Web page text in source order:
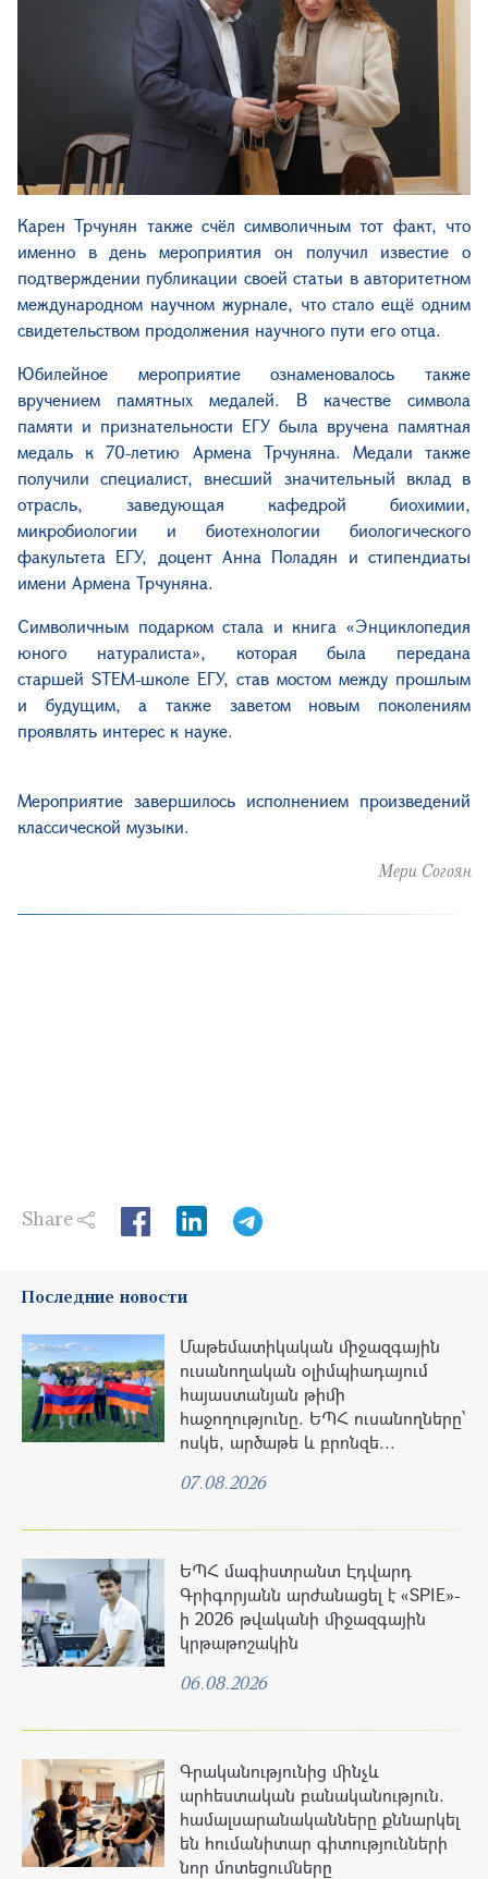
Карен Трчунян также счёл символичным тот факт, что
именно в день мероприятия он получил известие о
подтверждении публикации своей статьи в авторитетном
международном научном журнале, что стало ещё одним
свидетельством продолжения научного пути его отца.
Юбилейное мероприятие ознаменовалось также
вручением памятных медалей. В качестве символа
памяти и признательности ЕГУ была вручена памятная
медаль к 70-летию Армена Трчуняна. Медали также
получили специалист, внесший значительный вклад в
отрасль, заведующая кафедрой биохимии,
микробиологии и биотехнологии биологического
факультета ЕГУ, доцент Анна Поладян и стипендиаты
имени Армена Трчуняна.
Символичным подарком стала и книга «Энциклопедия
юного натуралиста», которая была передана
старшей STEM-школе ЕГУ, став мостом между прошлым
и будущим, а также заветом новым поколениям
проявлять интерес к науке.
Мероприятие завершилось исполнением произведений
классической музыки.
Мери Согоян
Share LinkedIn
Последние новости
Մաթեմատիկական միջազգային
ուսանողական օլիմպիադայում
հայաստանյան թիմի
հաջողությունը. ԵՊՀ ուսանողները՝
ոսկե, արծաթե և բրոնզե...
07.08.2026
ԵՊՀ մագիստրանտ Էդվարդ
Գրիգորյանն արժանացել է «SPIE»-
ի 2026 թվականի միջազգային
կրթաթոշակին
06.08.2026
Գրականությունից մինչև
արհեստական բանականություն.
համալսարանականները քննարկել
են հումանիտար գիտությունների
նոր մոտեցումները